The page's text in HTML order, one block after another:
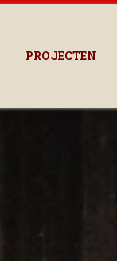
PROJECTEN